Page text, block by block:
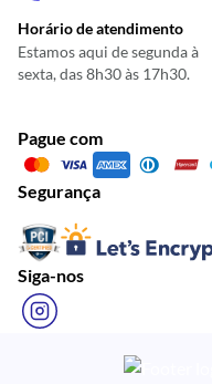
Horário de atendimento
Estamos aqui de segunda à
sexta, das 8h30 às 17h30.
Pague com
Segurança
Siga-nos